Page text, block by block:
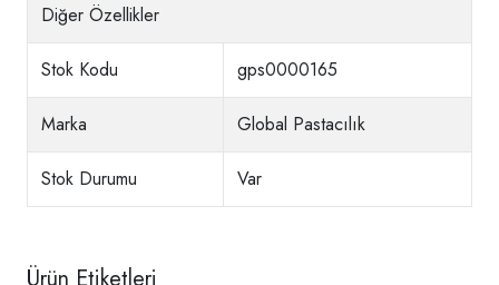
Diğer Özellikler
Stok Kodu gps0000165
Marka Global Pastacılık
Stok Durumu Var